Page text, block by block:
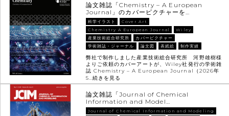
論文雑誌「Chemistry – A European
Journal」のカバーピクチャーを…
科学イラスト
Cover Art
Chemistry A European Journal
Wiley
産業技術総合研究所
カバーピクチャー
学術雑誌・ジャーナル
論文図 表紙絵 制作実績
弊社で制作しました産業技術総合研究所 河野雄樹様
よりご依頼のカバーアートが、Wiley社発行の学術雑
誌 Chemistry – A European Journal（2026年
5…続きを見る
論文雑誌「Journal of Chemical
Information and Model…
Journal of Chemical Information and Modeling